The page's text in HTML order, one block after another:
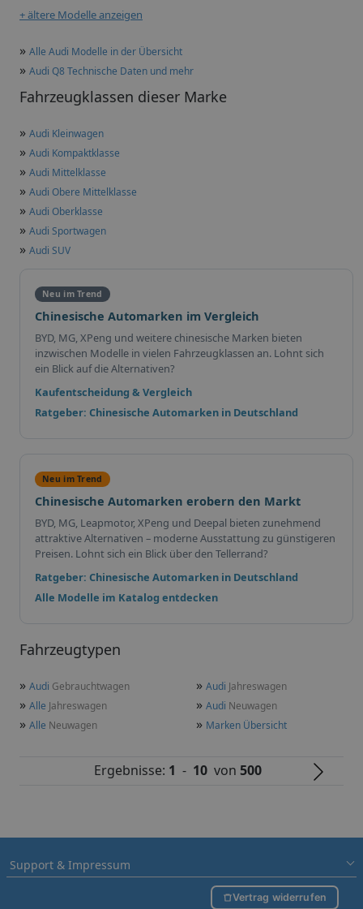
+ ältere Modelle anzeigen
» Alle Audi Modelle in der Übersicht
» Audi Q8 Technische Daten und mehr
Fahrzeugklassen dieser Marke
» Audi Kleinwagen
» Audi Kompaktklasse
» Audi Mittelklasse
» Audi Obere Mittelklasse
» Audi Oberklasse
» Audi Sportwagen
» Audi SUV
Neu im Trend
Chinesische Automarken im Vergleich
BYD, MG, XPeng und weitere chinesische Marken bieten
inzwischen Modelle in vielen Fahrzeugklassen an. Lohnt sich
ein Blick auf die Alternativen?
Kaufentscheidung & Vergleich
Ratgeber: Chinesische Automarken in Deutschland
Neu im Trend
Chinesische Automarken erobern den Markt
BYD, MG, Leapmotor, XPeng und Deepal bieten zunehmend
attraktive Alternativen – moderne Ausstattung zu günstigeren
Preisen. Lohnt sich ein Blick über den Tellerrand?
Ratgeber: Chinesische Automarken in Deutschland
Alle Modelle im Katalog entdecken
Fahrzeugtypen
» Audi Gebrauchtwagen » Audi Jahreswagen
» Alle Jahreswagen » Audi Neuwagen
» Alle Neuwagen » Marken Übersicht
Ergebnisse: 1 - 10 von500
Support & Impressum
Vertrag widerrufen